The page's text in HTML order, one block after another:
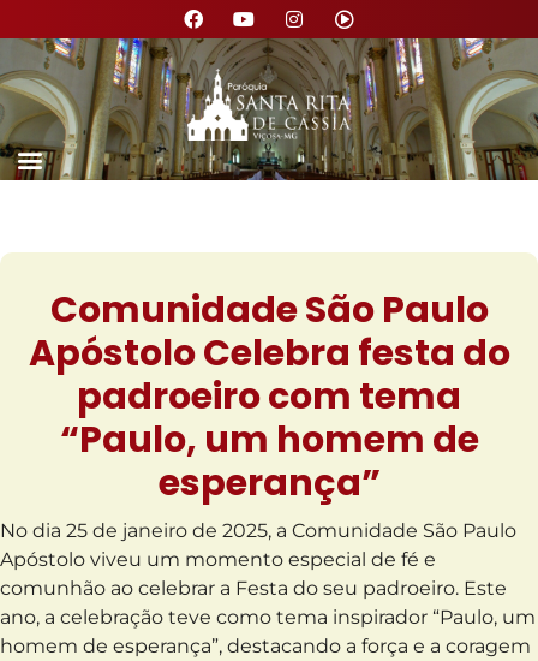
Comunidade São Paulo
Apóstolo Celebra festa do
padroeiro com tema
“Paulo, um homem de
esperança”
No dia 25 de janeiro de 2025, a Comunidade São Paulo
Apóstolo viveu um momento especial de fé e
comunhão ao celebrar a Festa do seu padroeiro. Este
ano, a celebração teve como tema inspirador “Paulo, um
homem de esperança”, destacando a força e a coragem